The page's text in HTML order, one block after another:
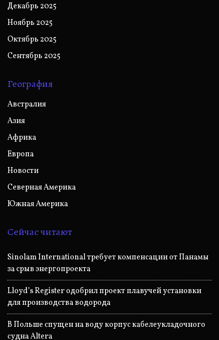
Декабрь 2025
Ноябрь 2025
Октябрь 2025
Сентябрь 2025
География
Австралия
Азия
Африка
Европа
Новости
Северная Америка
Южная Америка
Сейчас читают
Sinolam International требует компенсации от Панамы
за срыв энергопроекта
Lloyd’s Register одобрил проект плавучей установки
для производства водорода
В Польше спущен на воду корпус кабелеукладочного
судна Altera